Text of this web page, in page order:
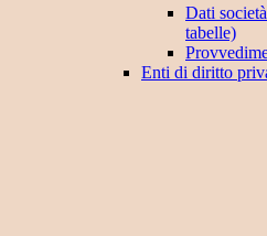
Dati
tabelle)
Enti di diritto